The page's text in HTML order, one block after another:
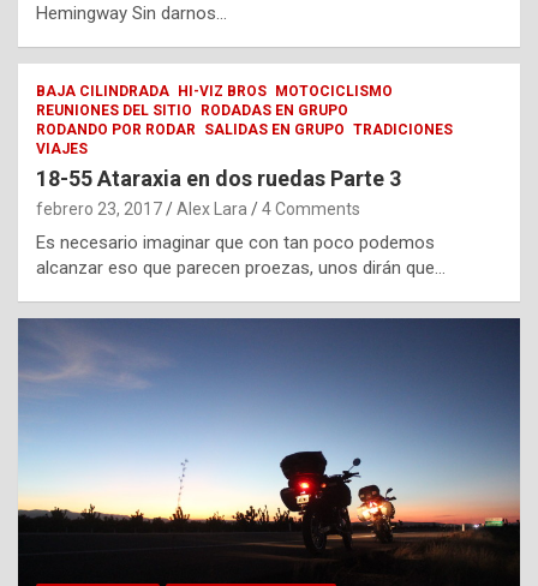
Hemingway Sin darnos…
BAJA CILINDRADA HI-VIZ BROS MOTOCICLISMO
REUNIONES DEL SITIO
RODADAS EN GRUPO
RODANDO POR RODAR SALIDAS EN GRUPO TRADICIONES
VIAJES
18-55 Ataraxia en dos ruedas Parte 3
febrero 23, 2017 Alex Lara 4 Comments
Es necesario imaginar que con tan poco podemos
alcanzar eso que parecen proezas, unos dirán que…